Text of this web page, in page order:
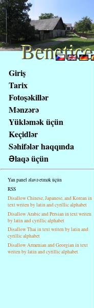
obsah
stránky
Klávesové
zkratky
tomto
webu
základní
strana
Giriş
Tarix
Fotoşəkillər
Mənzərə
Yükləmək üçün
Keçidlər
Səhifələr haqqında
Əlaqə üçün
Yan panel əlavə etmək üçün
RSS
Disallow Chinese, Japanese, and Korean in
text writen by latin and cyrillic alphabet
Disallow Arabic and Persian in text writen
by latin and cyrillic alphabet
Disallow Thai in text writen by latin and
cyrillic alphabet
Disallow Armenian and Georgian in text
writen by latin and cyrillic alphabet
Benetice
Benetice